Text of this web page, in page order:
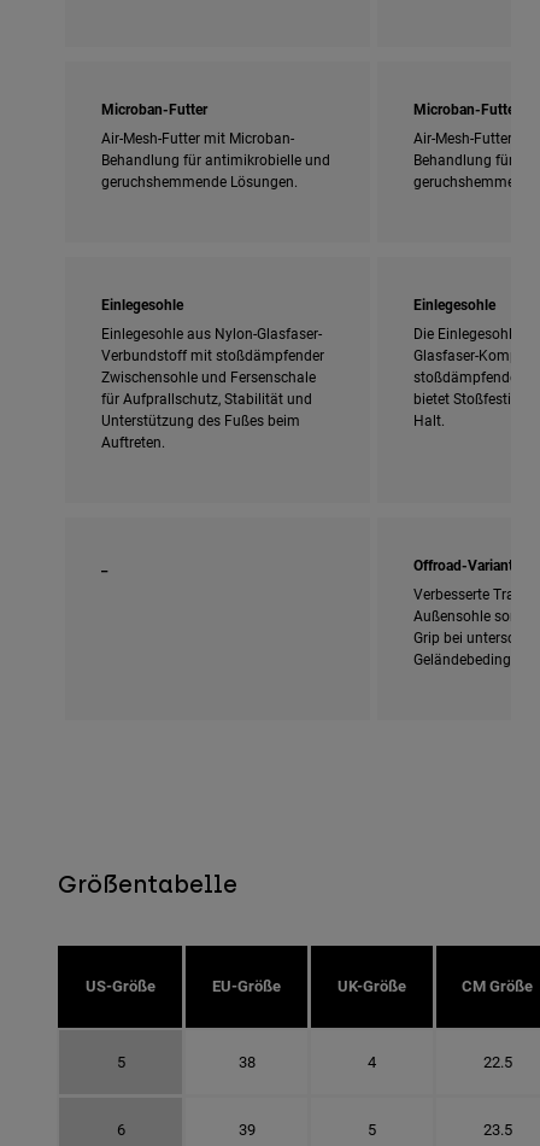
Microban-Futter
Air-Mesh-Futter mit Microban-
Behandlung für antimikrobielle und
geruchshemmende Lösungen.
Microban-Futter
Air-Mesh-Futter
Behandlung für
Einlegesohle
Einlegesohle aus Nylon-Glasfaser-
Verbundstoff mit stoßdämpfender
Zwischensohle und Fersenschale
für Aufprallschutz, Stabilität und
Unterstützung des Fußes beim
Auftreten.
Einlegesohle
Die Einlegesohle
Glasfaser-
stoßdämpfendem
bietet
Halt.
Offroad-Variante
Verbesserte
Außensohle sorgt
Grip bei
Größentabelle
US-Größe EU-Größe UK-Größe CM Größe
5 38 4 22.5
6 39 5 23.5